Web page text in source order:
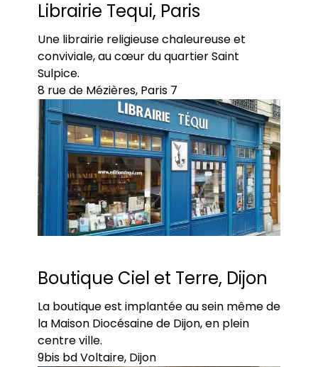
Librairie Tequi, Paris
Une librairie religieuse chaleureuse et
conviviale, au cœur du quartier Saint
Sulpice.
8 rue de Mézières, Paris 7
Boutique Ciel et Terre, Dijon
La boutique est implantée au sein même de
la Maison Diocésaine de Dijon, en plein
centre ville.
9bis bd Voltaire, Dijon